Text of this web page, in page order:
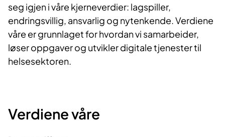
seg igjen i våre kjerneverdier: lagspiller,
endringsvillig, ansvarlig og nytenkende. Verdiene
våre er grunnlaget for hvordan vi samarbeider,
løser oppgaver og utvikler digitale tjenester til
helsesektoren.
Verdiene våre